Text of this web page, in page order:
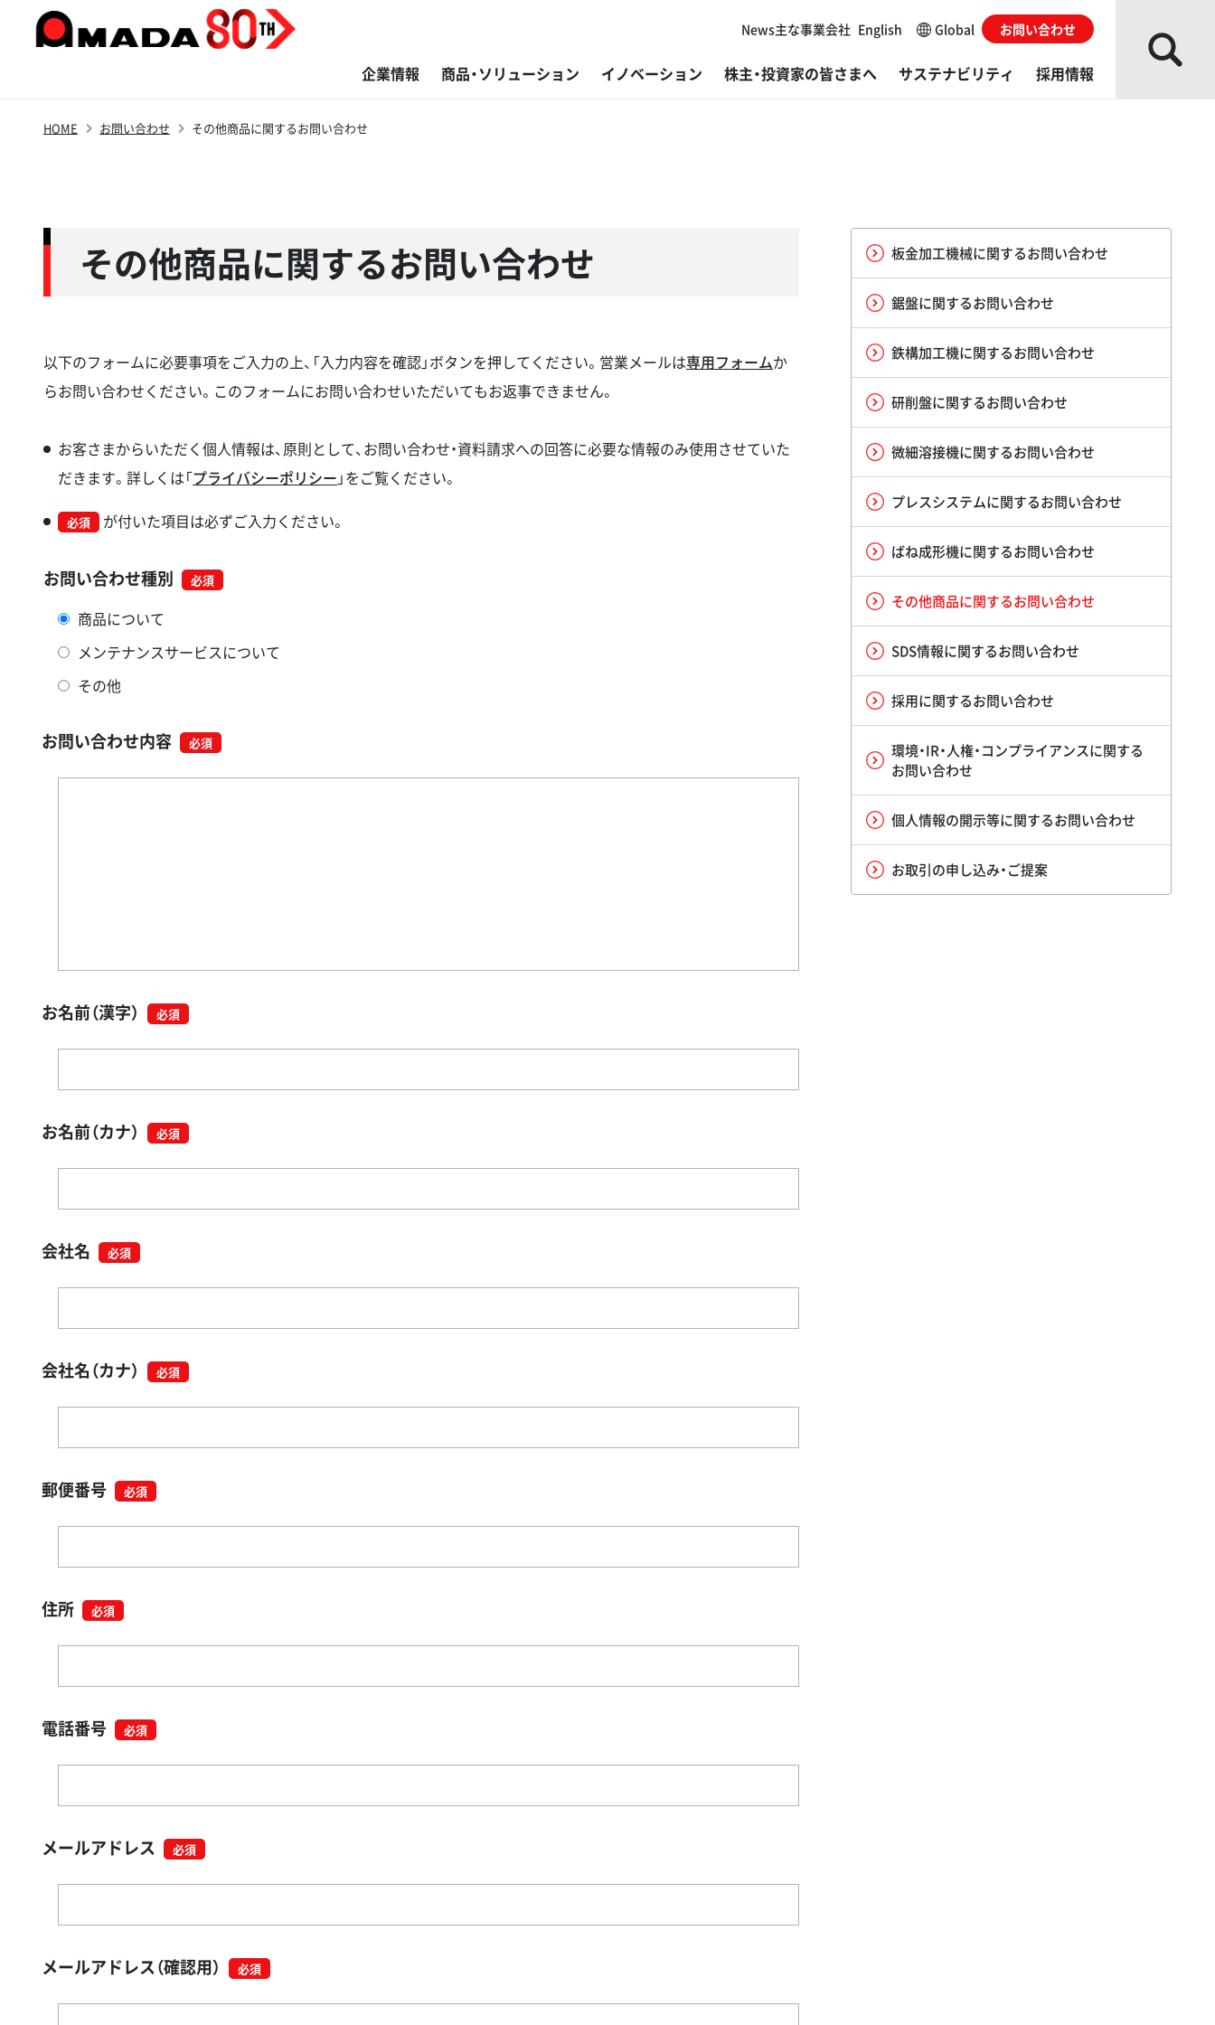
News主な事業会社 English Global お問い合わせ
企業情報
会社概要
外部からの評価
変革と挑戦の歴史
商品・ソリューション
鉄構加工機
目的から探す
研削盤
微細レーザ加工機（レーザマーカー）
開発・製造／販売・サービス拠点
イノベーション
販売・サービス
アマダ・グローバルイノベーションセンター（AGIC）
DX（デジタルトランスフォーメーション）
株主・投資家の皆さまへ
IRニュース
よくあるご質問
IR資料
ご利用にあたっての注意事項
コーポレート・ガバナンス
IRサイトの使い方
サステナビリティ
マテリアリティと指標・目標
環境レポート
事業を通じた社会課題解決
採用情報
HOME お問い合わせ その他商品に関するお問い合わせ
その他商品に関するお問い合わせ
以下のフォームに必要事項をご入力の上、「入力内容を確認」ボタンを押してください。営業メールは専用フォームか
らお問い合わせください。このフォームにお問い合わせいただいてもお返事できません。
お客さまからいただく個人情報は、原則として、お問い合わせ・資料請求への回答に必要な情報のみ使用させていた
だきます。詳しくは「プライバシーポリシー 」をご覧ください。
必須 が付いた項目は必ずご入力ください。
お問い合わせ種別
商品について
メンテナンスサービスについて
その他
お問い合わせ内容
お名前（漢字）
お名前（カナ）
会社名
会社名（カナ）
郵便番号
住所
電話番号
メールアドレス
メールアドレス（確認用）
板金加工機械に関するお問い合わせ
鋸盤に関するお問い合わせ
鉄構加工機に関するお問い合わせ
研削盤に関するお問い合わせ
微細溶接機に関するお問い合わせ
プレスシステムに関するお問い合わせ
ばね成形機に関するお問い合わせ
その他商品に関するお問い合わせ
SDS情報に関するお問い合わせ
採用に関するお問い合わせ
環境・IR・人権・コンプライアンスに関する
お問い合わせ
個人情報の開示等に関するお問い合わせ
お取引の申し込み・ご提案